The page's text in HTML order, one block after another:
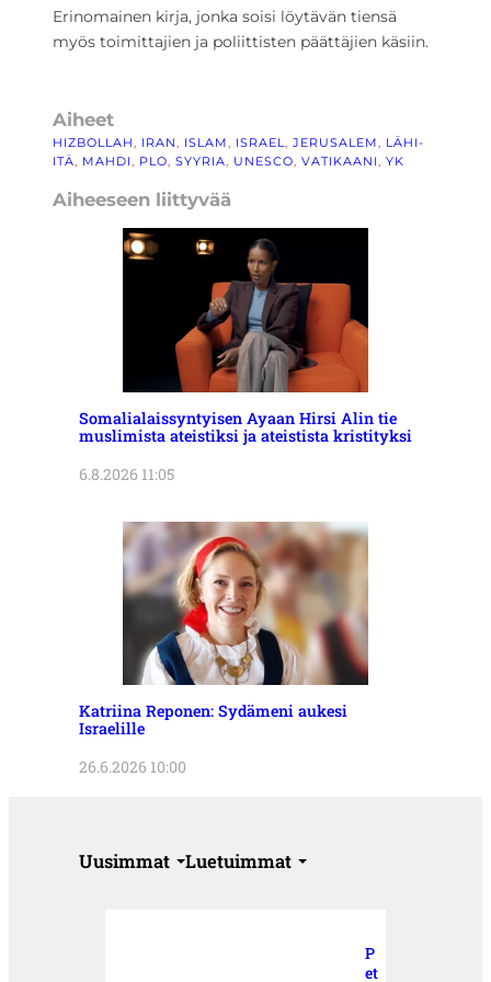
Erinomainen kirja, jonka soisi löytävän tiensä
myös toimittajien ja poliittisten päättäjien käsiin.
Aiheet
HIZBOLLAH, IRAN, ISLAM, ISRAEL, JERUSALEM, LÄHI-
ITÄ, MAHDI, PLO, SYYRIA, UNESCO, VATIKAANI, YK
Aiheeseen liittyvää
Somalialaissyntyisen Ayaan Hirsi Alin tie
muslimista ateistiksi ja ateistista kristityksi
6.8.2026 11:05
Katriina Reponen: Sydämeni aukesi
Israelille
26.6.2026 10:00
Uusimmat Luetuimmat
P
et